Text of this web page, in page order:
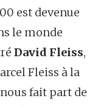
est devenue
le monde
David Fleiss,
Fleiss à la
fait part de